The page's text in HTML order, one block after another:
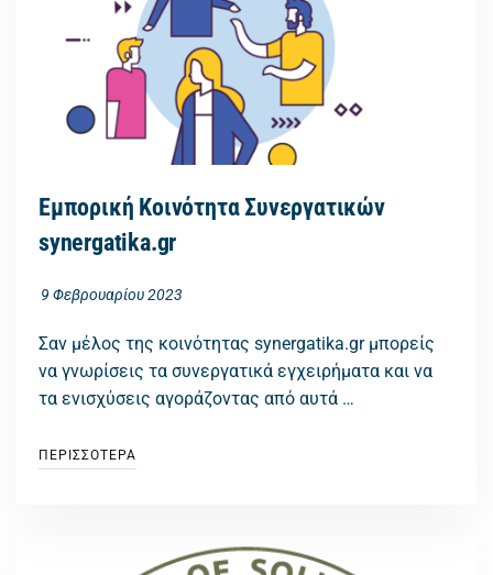
Εμπορική Κοινότητα Συνεργατικών
synergatika.gr
9 Φεβρουαρίου 2023
Σαν μέλος της κοινότητας synergatika.gr μπορείς
να γνωρίσεις τα συνεργατικά εγχειρήματα και να
τα ενισχύσεις αγοράζοντας από αυτά …
ΠΕΡΙΣΣΟΤΕΡΑ